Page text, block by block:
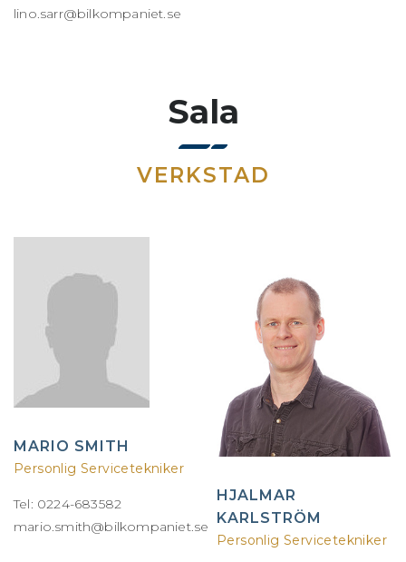
lino.sarr@bilkompaniet.se
Sala
VERKSTAD
MARIO SMITH
Personlig Servicetekniker
Tel: 0224-683582
mario.smith@bilkompaniet.se
HJALMAR
KARLSTRÖM
Personlig Servicetekniker